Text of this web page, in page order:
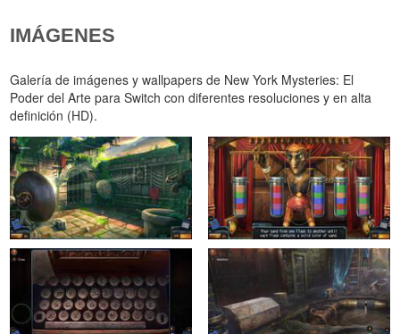
IMÁGENES
Galería de imágenes y wallpapers de New York Mysteries: El
Poder del Arte para Switch con diferentes resoluciones y en alta
definición (HD).